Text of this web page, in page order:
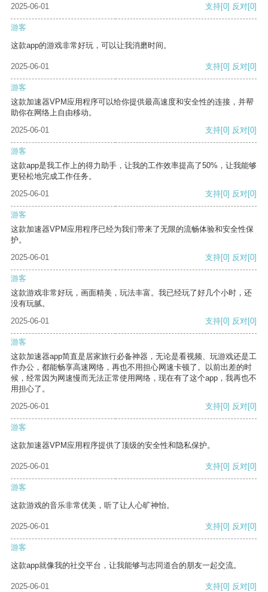
2025-06-01 支持[0] 反对[0]
游客
这款app的游戏非常好玩，可以让我消磨时间。
2025-06-01 支持[0] 反对[0]
游客
这款加速器VPM应用程序可以给你提供最高速度和安全性的连接，并帮
助你在网络上自由移动。
2025-06-01
支持[0] 反对[0]
游客
这款app是我工作上的得力助手，让我的工作效率提高了50%，让我能够
更轻松地完成工作任务。
2025-06-01
支持[0] 反对[0]
游客
这款加速器VPM应用程序已经为我们带来了无限的流畅体验和安全性保
护。
2025-06-01
支持[0] 反对[0]
游客
这款游戏非常好玩，画面精美，玩法丰富。我已经玩了好几个小时，还
没有玩腻。
2025-06-01
支持[0] 反对[0]
游客
这款加速器app简直是居家旅行必备神器，无论是看视频、玩游戏还是工
作办公，都能畅享高速网络，再也不用担心网速卡顿了。以前出差的时
候，经常因为网速慢而无法正常使用网络，现在有了这个app，我再也不
用担心了。
2025-06-01
支持[0] 反对[0]
游客
这款加速器VPM应用程序提供了顶级的安全性和隐私保护。
2025-06-01 支持[0] 反对[0]
游客
这款游戏的音乐非常优美，听了让人心旷神怡。
2025-06-01 支持[0] 反对[0]
游客
这款app就像我的社交平台，让我能够与志同道合的朋友一起交流。
2025-06-01 支持[0] 反对[0]